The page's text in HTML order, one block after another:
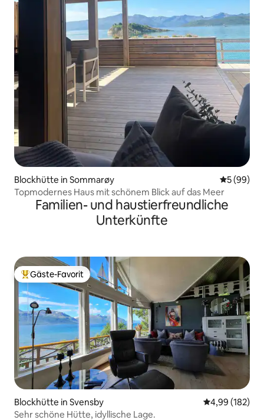
Blockhütte in Sommarøy
5 (99)
Topmodernes Haus mit schönem Blick auf das Meer
Familien- und haustierfreundliche
Unterkünfte
Beliebter Gäste-Favorit.
Gäste-Favorit
Blockhütte in Svensby
4,99 (182)
Sehr schöne Hütte, idyllische Lage.